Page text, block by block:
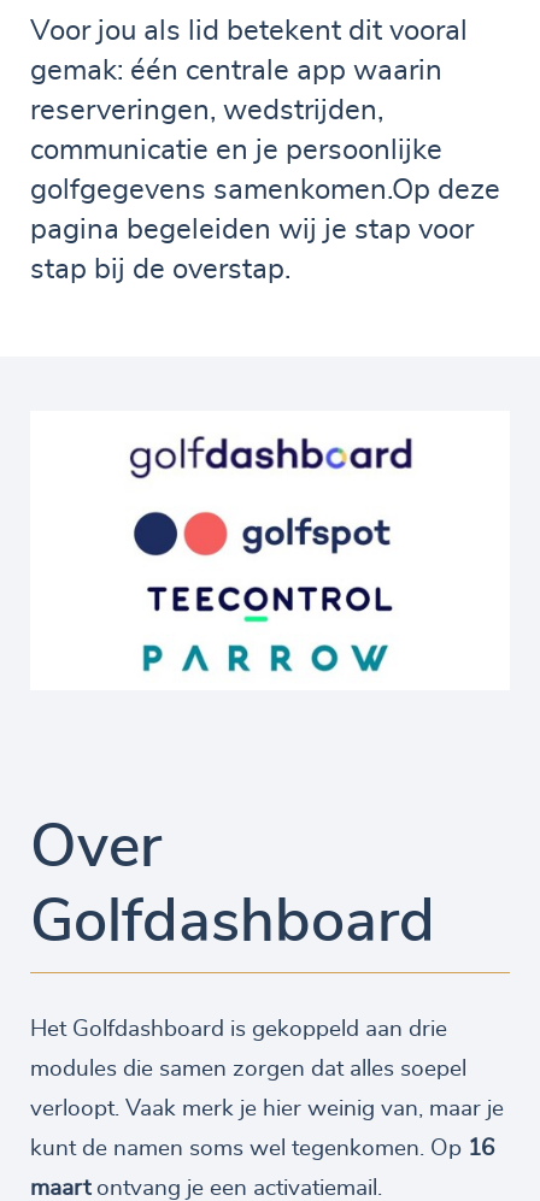
Voor jou als lid betekent dit vooral
gemak: één centrale app waarin
reserveringen, wedstrijden,
communicatie en je persoonlijke
golfgegevens samenkomen.Op deze
pagina begeleiden wij je stap voor
stap bij de overstap.
Over
Golfdashboard
Het Golfdashboard is gekoppeld aan drie
modules die samen zorgen dat alles soepel
verloopt. Vaak merk je hier weinig van, maar je
kunt de namen soms wel tegenkomen. Op 16
maartontvang je een activatiemail.